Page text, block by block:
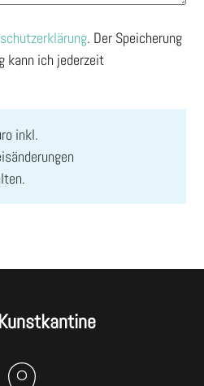
. Der Speicherung
kann ich jederzeit
inkl.